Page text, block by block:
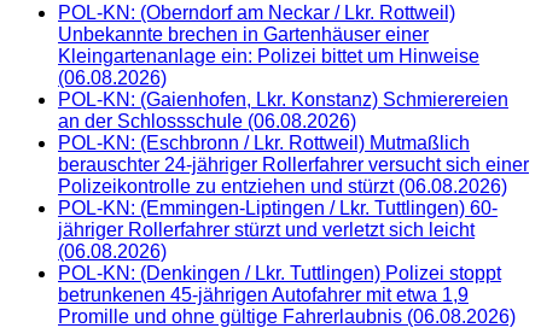
POL-KN: (Oberndorf am Neckar / Lkr. Rottweil)
Unbekannte brechen in Gartenhäuser einer
Kleingartenanlage ein: Polizei bittet um Hinweise
(06.08.2026)
POL-KN: (Gaienhofen, Lkr. Konstanz) Schmierereien
an der Schlossschule (06.08.2026)
POL-KN: (Eschbronn / Lkr. Rottweil) Mutmaßlich
berauschter 24-jähriger Rollerfahrer versucht sich einer
Polizeikontrolle zu entziehen und stürzt (06.08.2026)
POL-KN: (Emmingen-Liptingen / Lkr. Tuttlingen) 60-
jähriger Rollerfahrer stürzt und verletzt sich leicht
(06.08.2026)
POL-KN: (Denkingen / Lkr. Tuttlingen) Polizei stoppt
betrunkenen 45-jährigen Autofahrer mit etwa 1,9
Promille und ohne gültige Fahrerlaubnis (06.08.2026)